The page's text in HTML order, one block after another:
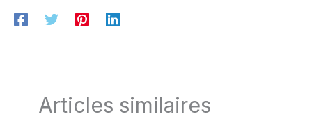
Articles similaires